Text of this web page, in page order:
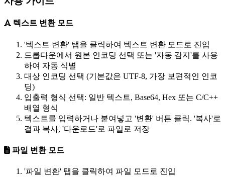
텍스트 변환 모드
'텍스트 변환' 탭을 클릭하여 텍스트 변환 모드로 진입
드롭다운에서 원본 인코딩 선택 또는 '자동 감지'를 사용
하여 자동 식별
대상 인코딩 선택 (기본값은 UTF-8, 가장 보편적인 인코
딩)
입출력 형식 선택: 일반 텍스트, Base64, Hex 또는 C/C++
배열 형식
텍스트를 입력하거나 붙여넣고 '변환' 버튼 클릭. '복사'로
결과 복사, '다운로드'로 파일로 저장
파일 변환 모드
'파일 변환' 탭을 클릭하여 파일 모드로 진입